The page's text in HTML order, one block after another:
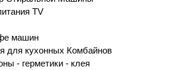
TV
машин
для кухонных Комбайнов
- герметики - клея